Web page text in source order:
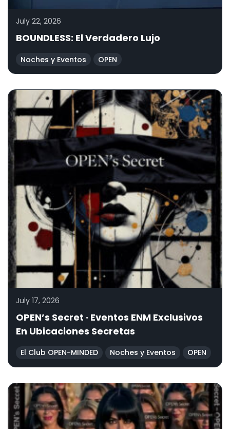
July 22, 2026
BOUNDLESS: El Verdadero Lujo
Noches y Eventos OPEN
July 17, 2026
OPEN’s Secret · Eventos ENM Exclusivos
En Ubicaciones Secretas
El Club OPEN-MINDED Noches y Eventos OPEN